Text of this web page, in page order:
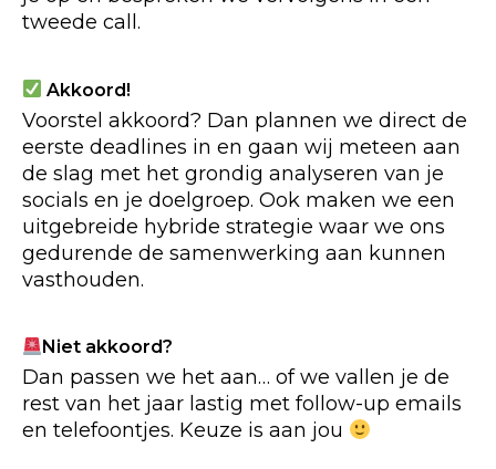
tweede call.
Akkoord!
Voorstel akkoord? Dan plannen we direct de
eerste deadlines in en gaan wij meteen aan
de slag met het grondig analyseren van je
socials en je doelgroep. Ook maken we een
uitgebreide hybride strategie waar we ons
gedurende de samenwerking aan kunnen
vasthouden.
Niet akkoord?
Dan passen we het aan… of we vallen je de
rest van het jaar lastig met follow-up emails
en telefoontjes. Keuze is aan jou